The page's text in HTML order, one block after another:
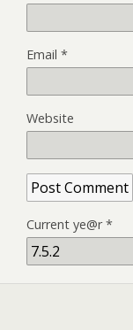
Email *
Website
Current ye@r*